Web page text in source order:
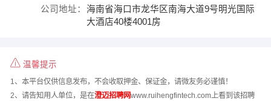
公司地址：
海南省海口市龙华区南海大道9号明光国际
大酒店40楼4001房
温馨提示
1、本平台仅供信息发布，不会收取押金、保证金，请微友务必谨慎！
2、请告知用人单位，是在澄迈招聘网www.ruihengfintech.com上看到该招聘